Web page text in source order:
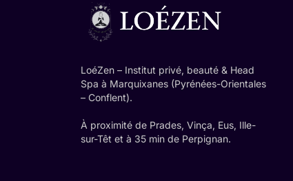
LoéZen – Institut privé, beauté & Head
Spa à Marquixanes (Pyrénées-Orientales
– Conflent).
À proximité de Prades, Vinça, Eus, Ille-
sur-Têt et à 35 min de Perpignan.